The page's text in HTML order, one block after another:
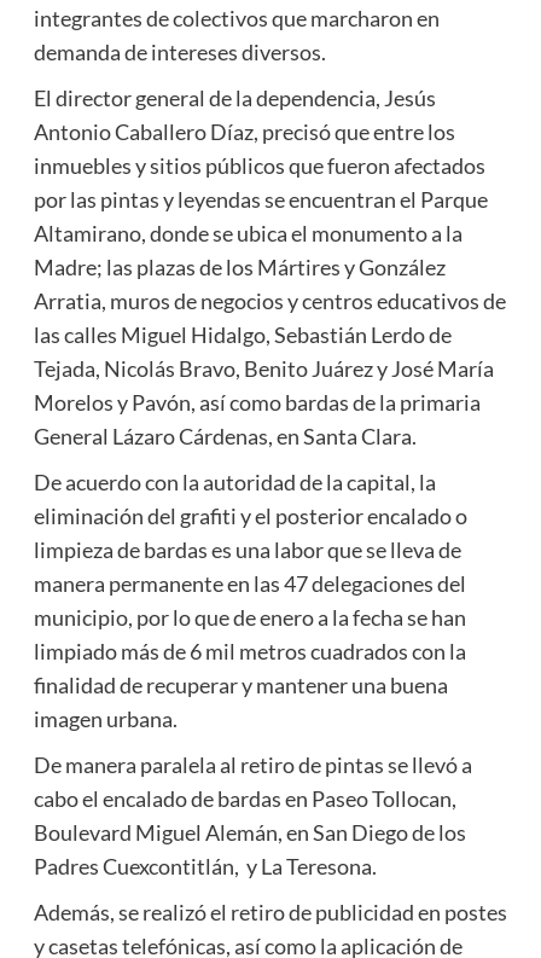
integrantes de colectivos que marcharon en
demanda de intereses diversos.
El director general de la dependencia, Jesús
Antonio Caballero Díaz, precisó que entre los
inmuebles y sitios públicos que fueron afectados
por las pintas y leyendas se encuentran el Parque
Altamirano, donde se ubica el monumento a la
Madre; las plazas de los Mártires y González
Arratia, muros de negocios y centros educativos de
las calles Miguel Hidalgo, Sebastián Lerdo de
Tejada, Nicolás Bravo, Benito Juárez y José María
Morelos y Pavón, así como bardas de la primaria
General Lázaro Cárdenas, en Santa Clara.
De acuerdo con la autoridad de la capital, la
eliminación del grafiti y el posterior encalado o
limpieza de bardas es una labor que se lleva de
manera permanente en las 47 delegaciones del
municipio, por lo que de enero a la fecha se han
limpiado más de 6 mil metros cuadrados con la
finalidad de recuperar y mantener una buena
imagen urbana.
De manera paralela al retiro de pintas se llevó a
cabo el encalado de bardas en Paseo Tollocan,
Boulevard Miguel Alemán, en San Diego de los
Padres Cuexcontitlán, y La Teresona.
Además, se realizó el retiro de publicidad en postes
y casetas telefónicas, así como la aplicación de